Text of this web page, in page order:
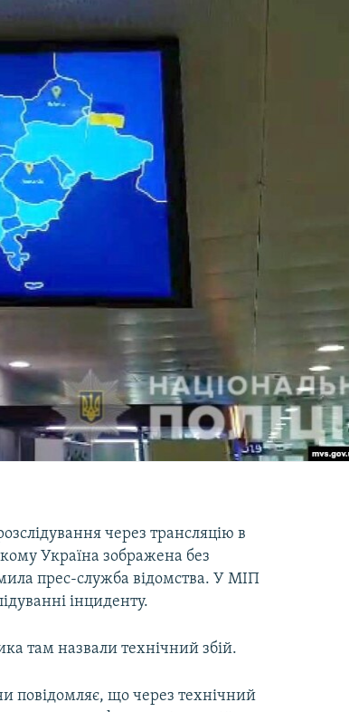
через трансляцію в
Україна зображена без
прес-служба відомства. У МІП
інциденту.
там назвали технічний збій.
повідомляє, що через технічний